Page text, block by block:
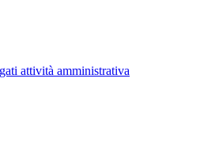
attività amministrativa